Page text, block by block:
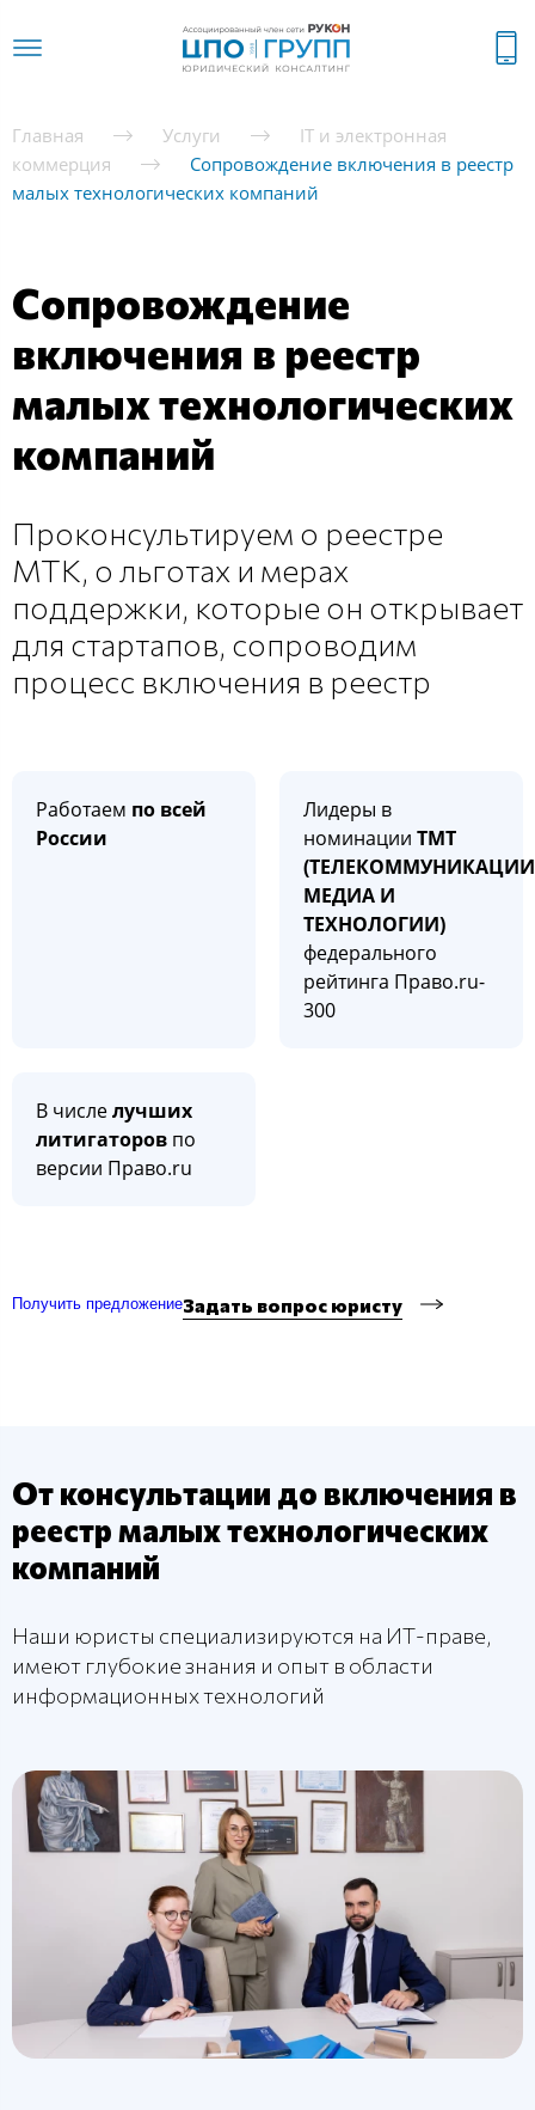
Главная Услуги
IT и электронная
коммерция
Сопровождение включения в реестр
малых технологических компаний
Сопровождение
включения в реестр
малых технологических
компаний
Проконсультируем о реестре
МТК, о льготах и мерах
поддержки, которые он открывает
для стартапов, сопроводим
процесс включения в реестр
Работаем по всей
России
Лидеры в
номинации ТМТ
МЕДИА И
ТЕХНОЛОГИИ)
федерального
рейтинга Право.ru-
300
В числелучших
литигаторов по
версии Право.ru
Получить предложениеЗадать вопрос юристу
От консультации до включения в
реестр малых технологических
компаний
Наши юристы специализируются на ИТ-праве,
имеют глубокие знания и опыт в области
информационных технологий